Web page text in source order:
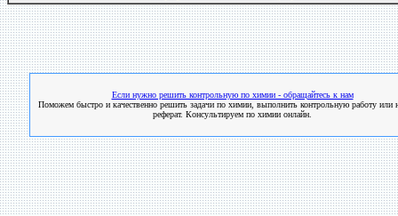
Если нужно решить контрольную по химии - обращайтесь к нам
Поможем быстро и качественно решить задачи по химии, выполнить контрольную работу или
реферат. Консультируем по химии онлайн.